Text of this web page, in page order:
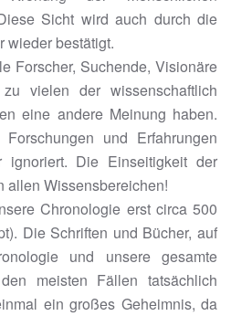
Sicht wird auch durch die
wieder bestätigt.
Forscher, Suchende, Visionäre
vielen der wissenschaftlich
eine andere Meinung haben.
und Erfahrungen
ignoriert. Die Einseitigkeit der
allen Wissensbereichen!
Chronologie erst circa 500
Die Schriften und Bücher, auf
und unsere gesamte
meisten Fällen tatsächlich
ein großes Geheimnis, da